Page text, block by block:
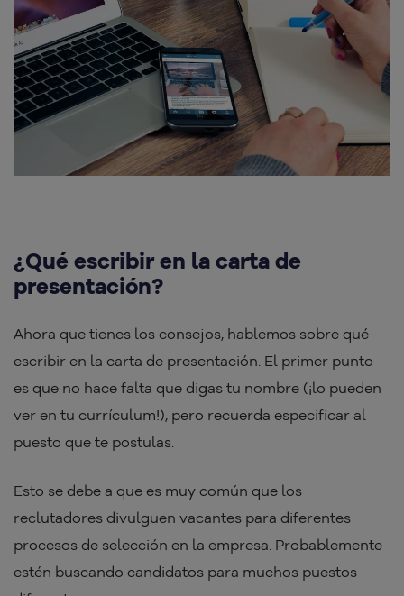
¿Qué escribir en la carta de
presentación?
Ahora que tienes los consejos, hablemos sobre qué
escribir en la carta de presentación. El primer punto
es que no hace falta que digas tu nombre (¡lo pueden
ver en tu currículum!), pero recuerda especificar al
puesto que te postulas.
Esto se debe a que es muy común que los
reclutadores divulguen vacantes para diferentes
procesos de selección en la empresa. Probablemente
estén buscando candidatos para muchos puestos